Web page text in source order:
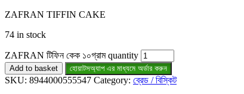
ZAFRAN TIFFIN CAKE
74 in stock
ZAFRAN টিফিন কেক ১০গ্রাম quantity
Add to basket হোয়াটসঅ্যাপ এর মাধ্যমে অর্ডার করুন
SKU: 8944000555547 Category: ব্রেড / বিস্কিট